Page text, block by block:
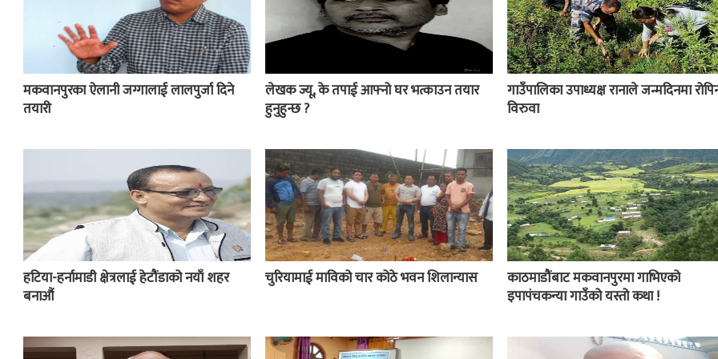
मकवानपुरका ऐलानी जग्गालाई लालपुर्जा दिने
तयारी
लेखक ज्यू, के तपाई आफ्नो घर भत्काउन तयार
हुनुहुन्छ ?
गाउँपालिका उपाध्यक्ष रानाले जन्मदिनमा
विरुवा
हटिया-हर्नामाडी क्षेत्रलाई हेटौंडाको नयाँ शहर
बनाऔं
चुरियामाई माविको चार कोठे भवन शिलान्यास
काठमाडौंबाट मकवानपुरमा गाभिएको
इपापंचकन्या गाउँको यस्तो कथा !